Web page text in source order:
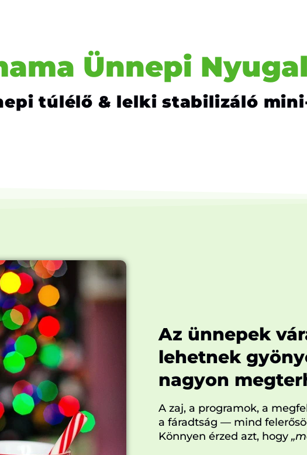
Ünnepi
túlélő & lelki stabilizáló
Az ünnepek
lehetnek
nagyon
A zaj, a programok, a
a fáradtság — mind
Könnyen érzed azt, hogy